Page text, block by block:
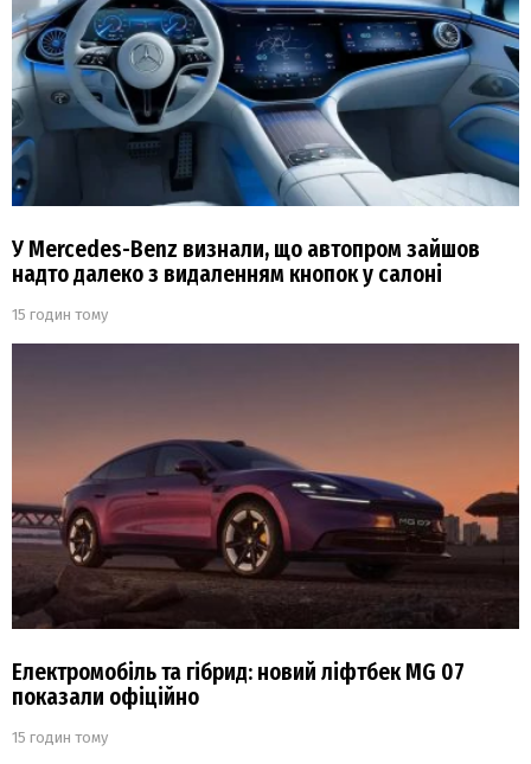
У Mercedes-Benz визнали, що автопром зайшов
надто далеко з видаленням кнопок у салоні
15 годин тому
Електромобіль та гібрид: новий ліфтбек MG 07
показали офіційно
15 годин тому